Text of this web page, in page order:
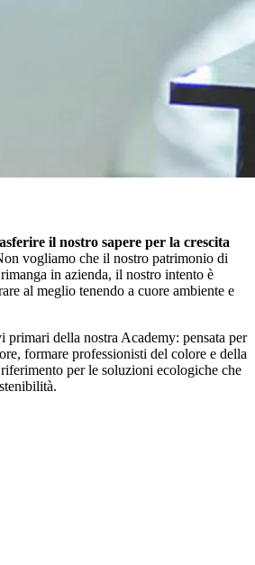
il nostro sapere per la crescita
vogliamo che il nostro patrimonio di
in azienda, il nostro intento è
al meglio tenendo a cuore ambiente e
primari della nostra Academy: pensata per
formare professionisti del colore e della
per le soluzioni ecologiche che